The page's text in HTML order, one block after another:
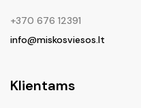
+370 676 12391
info@miskosviesos.lt
Klientams